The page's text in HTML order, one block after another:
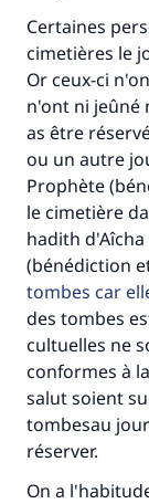
Certaines
cimetières le
Or ceux-ci
n'ont ni jeûné
as être
ou un autre
Prophète
le cimetière
hadith
(bénédiction
tombes car
des tombes
cultuelles ne
conformes à
salut soient
tombesau
réserver.
On a